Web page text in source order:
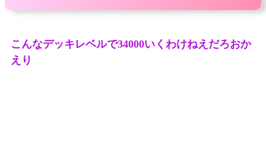
こんなデッキレベルで34000いくわけねえだろおか
えり